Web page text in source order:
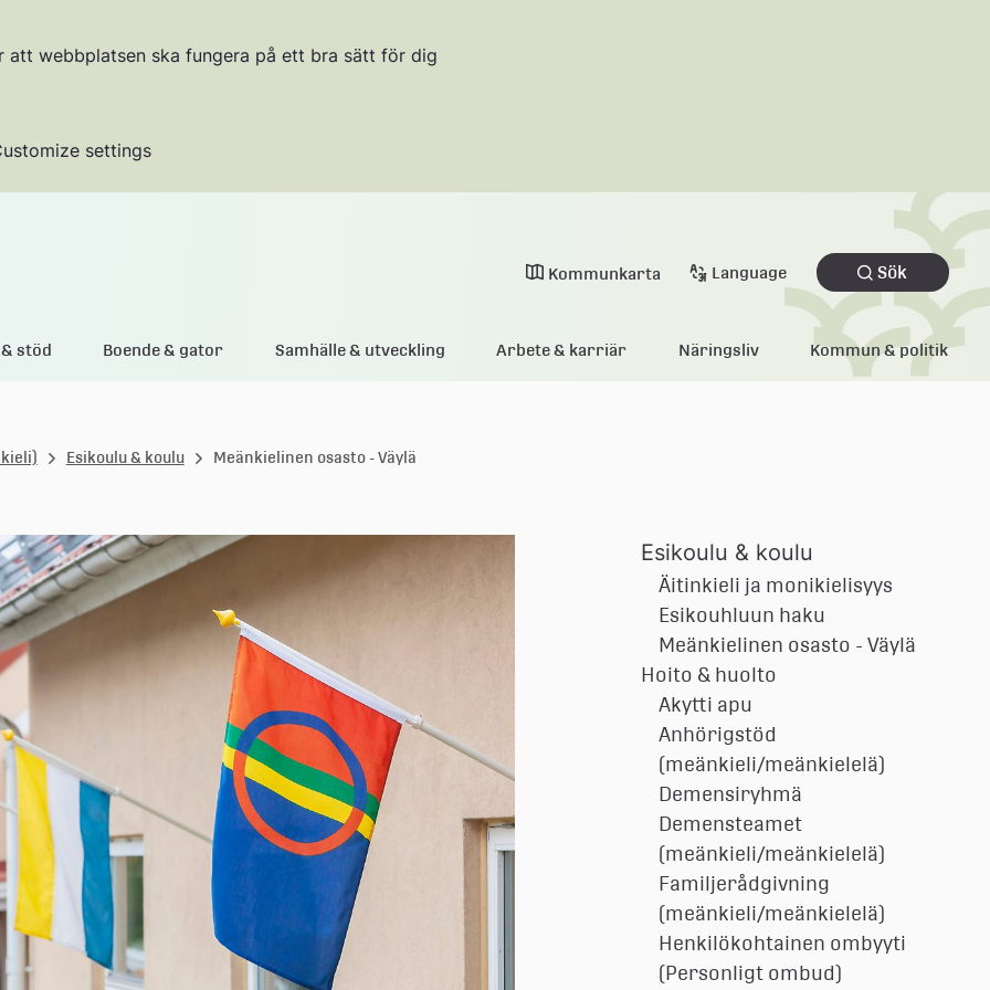
att webbplatsen ska fungera på ett bra sätt för dig
settings
Kommunkarta Language Sök
stöd Boende & gator Samhälle & utveckling Arbete & karriär Näringsliv Kommun & politik
Esikoulu & koulu Meänkielinen osasto - Väylä
Esikoulu & koulu
Äitinkieli ja monikielisyys
Esikouhluun haku
Meänkielinen osasto - Väylä
Hoito & huolto
Akytti apu
Anhörigstöd
(meänkieli/meänkielelä)
Demensiryhmä
Demensteamet
(meänkieli/meänkielelä)
Familjerådgivning
(meänkieli/meänkielelä)
Henkilökohtainen ombyyti
(Personligt ombud)